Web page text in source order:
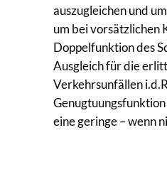
auszugleichen und
um bei vorsätzlichen
Doppelfunktion des
Ausgleich für die
Verkehrsunfällen
eine geringe – wenn